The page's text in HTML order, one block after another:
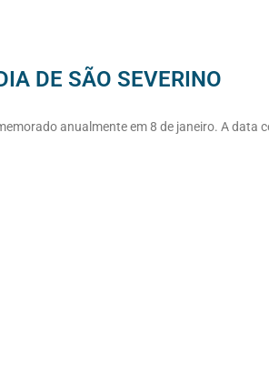
DE SÃO SEVERINO
anualmente em 8 de janeiro. A data